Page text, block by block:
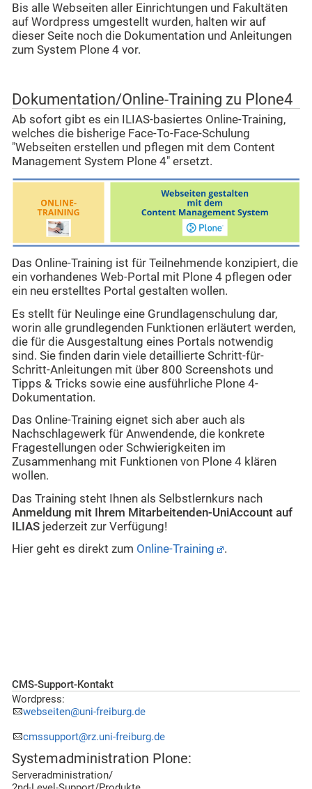
Bis alle Webseiten aller Einrichtungen und Fakultäten
auf Wordpress umgestellt wurden, halten wir auf
dieser Seite noch die Dokumentation und Anleitungen
zum System Plone 4 vor.
Dokumentation/Online-Training zu Plone4
Ab sofort gibt es ein ILIAS-basiertes Online-Training,
welches die bisherige Face-To-Face-Schulung
"Webseiten erstellen und pflegen mit dem Content
Management System Plone 4" ersetzt.
Das Online-Training ist für Teilnehmende konzipiert, die
ein vorhandenes Web-Portal mit Plone 4 pflegen oder
ein neu erstelltes Portal gestalten wollen.
Es stellt für Neulinge eine Grundlagenschulung dar,
worin alle grundlegenden Funktionen erläutert werden,
die für die Ausgestaltung eines Portals notwendig
sind. Sie finden darin viele detaillierte Schritt-für-
Schritt-Anleitungen mit über 800 Screenshots und
Tipps & Tricks sowie eine ausführliche Plone 4-
Dokumentation.
Das Online-Training eignet sich aber auch als
Nachschlagewerk für Anwendende, die konkrete
Fragestellungen oder Schwierigkeiten im
Zusammenhang mit Funktionen von Plone 4 klären
wollen.
Das Training steht Ihnen als Selbstlernkurs nach
Anmeldung mit Ihrem Mitarbeitenden-UniAccount auf
ILIAS jederzeit zur Verfügung!
Hier geht es direkt zum Online-Training .
CMS-Support-Kontakt
Wordpress:
webseiten@uni-freiburg.de
cmssupport@rz.uni-freiburg.de
Systemadministration Plone:
Serveradministration/